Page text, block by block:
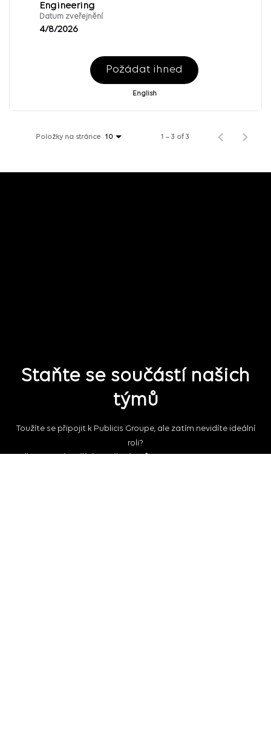
Engineering
Datum zveřejnění
4/8/2026
Požádat ihned
English
Položky na stránce 10 1 – 3 of 3
Staňte se součástí našich
týmů
Toužíte se připojit k Publicis Groupe, ale zatím nevidíte ideální
roli?